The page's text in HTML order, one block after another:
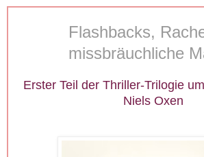
Flashbacks,
missbräuchliche
Erster Teil der Thriller-Trilogie
Niels Oxen